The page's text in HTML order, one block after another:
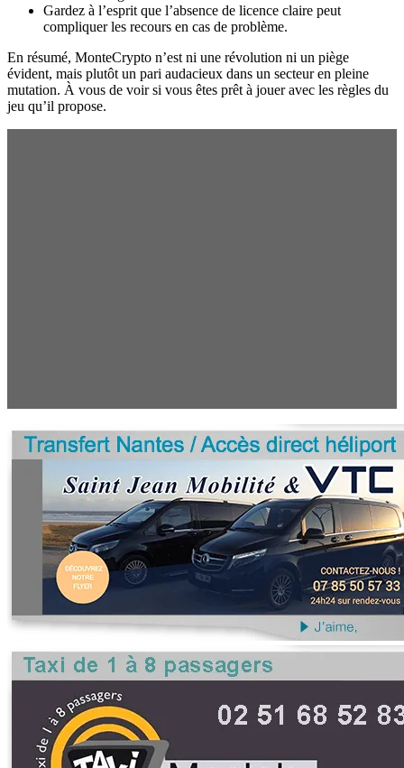
Gardez à l’esprit que l’absence de licence claire peut
compliquer les recours en cas de problème.
En résumé, MonteCrypto n’est ni une révolution ni un piège
évident, mais plutôt un pari audacieux dans un secteur en pleine
mutation. À vous de voir si vous êtes prêt à jouer avec les règles du
jeu qu’il propose.